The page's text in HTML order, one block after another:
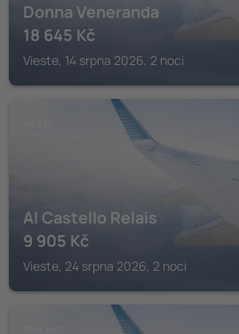
Donna Veneranda
18 645 Kč
Vieste, 14 srpna 2026, 2 noci
Al Castello Relais
9 905 Kč
Vieste, 24 srpna 2026, 2 noci